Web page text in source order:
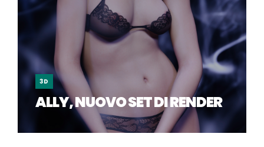
3D
ALLY, NUOVO SET DI RENDER